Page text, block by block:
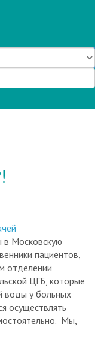
Московскую
пациентов,
отделении
ЦГБ, которые
воды у больных
осуществлять
Мы,